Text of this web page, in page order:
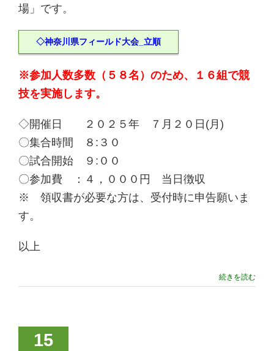
場」です。
◇神奈川県フィールド大会_立順
※参加人数多数（５８名）のため、１６組で競
技を実施します。
◇開催日 ２０２５年 ７月２０日(月)
〇集合時間 ８:３０
〇試合開始 ９:００
〇参加費 ：４，０００円 当日徴収
※ 領収書が必要な方は、受付時に申告願いま
す。
以上
続きを読む
15